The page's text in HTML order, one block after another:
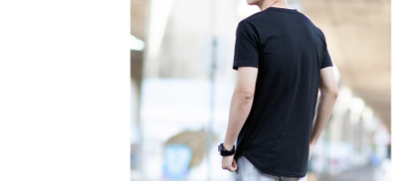
５．嚴禁一人註冊多個帳號或使用他人資訊註冊。若發現惡意使用之情形，
恩沛科技股份有限公司將有權停止該用戶之使用額度並採取法律行動。